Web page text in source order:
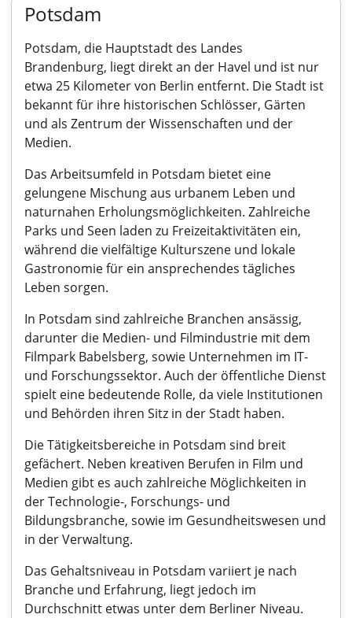
Potsdam
Potsdam, die Hauptstadt des Landes
Brandenburg, liegt direkt an der Havel und ist nur
etwa 25 Kilometer von Berlin entfernt. Die Stadt ist
bekannt für ihre historischen Schlösser, Gärten
und als Zentrum der Wissenschaften und der
Medien.
Das Arbeitsumfeld in Potsdam bietet eine
gelungene Mischung aus urbanem Leben und
naturnahen Erholungsmöglichkeiten. Zahlreiche
Parks und Seen laden zu Freizeitaktivitäten ein,
während die vielfältige Kulturszene und lokale
Gastronomie für ein ansprechendes tägliches
Leben sorgen.
In Potsdam sind zahlreiche Branchen ansässig,
darunter die Medien- und Filmindustrie mit dem
Filmpark Babelsberg, sowie Unternehmen im IT-
und Forschungssektor. Auch der öffentliche Dienst
spielt eine bedeutende Rolle, da viele Institutionen
und Behörden ihren Sitz in der Stadt haben.
Die Tätigkeitsbereiche in Potsdam sind breit
gefächert. Neben kreativen Berufen in Film und
Medien gibt es auch zahlreiche Möglichkeiten in
der Technologie-, Forschungs- und
Bildungsbranche, sowie im Gesundheitswesen und
in der Verwaltung.
Das Gehaltsniveau in Potsdam variiert je nach
Branche und Erfahrung, liegt jedoch im
Durchschnitt etwas unter dem Berliner Niveau.